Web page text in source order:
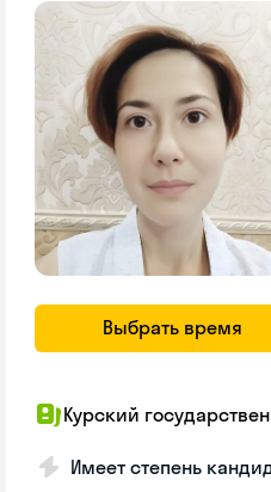
Выбрать время
Курский
Имеет степень